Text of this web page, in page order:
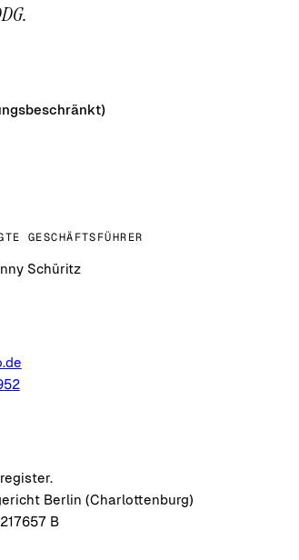
GESCHÄFTSFÜHRER
Schüritz
Berlin (Charlottenburg)
B